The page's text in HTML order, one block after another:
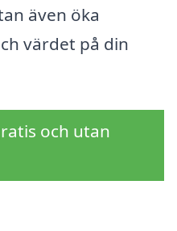
även öka
värdet på din
och utan